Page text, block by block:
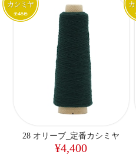
28 オリーブ_定番カシミヤ
¥4,400